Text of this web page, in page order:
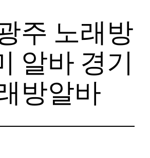
주 노래방
알바 경기
방알바